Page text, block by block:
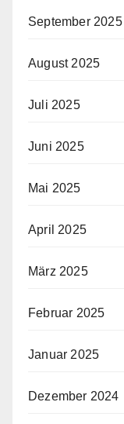
September 2025
August 2025
Juli 2025
Juni 2025
Mai 2025
April 2025
März 2025
Februar 2025
Januar 2025
Dezember 2024